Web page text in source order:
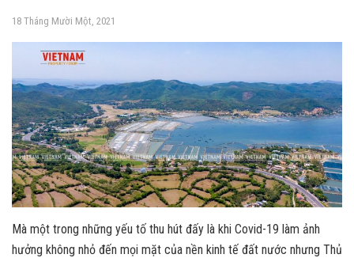
18 Tháng Mười Một, 2021
Mà một trong những yếu tố thu hút đấy là khi Covid-19 làm ảnh
hưởng không nhỏ đến mọi mặt của nền kinh tế đất nước nhưng Thủ